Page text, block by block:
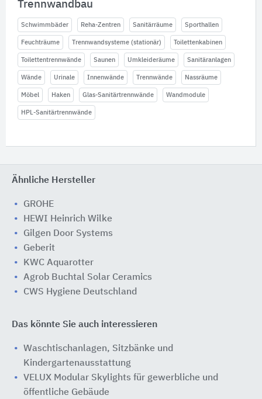
Trennwandbau
Schwimmbäder Reha-Zentren Sanitärräume Sporthallen
Feuchträume Trennwandsysteme (stationär) Toilettenkabinen
Toilettentrennwände Saunen Umkleideräume Sanitäranlagen
Wände Urinale Innenwände Trennwände Nassräume
Möbel Haken Glas-Sanitärtrennwände Wandmodule
HPL-Sanitärtrennwände
Ähnliche Hersteller
GROHE
HEWI Heinrich Wilke
Gilgen Door Systems
Geberit
KWC Aquarotter
Agrob Buchtal Solar Ceramics
CWS Hygiene Deutschland
Das könnte Sie auch interessieren
Waschtischanlagen, Sitzbänke und
Kindergartenausstattung
VELUX Modular Skylights für gewerbliche und
öffentliche Gebäude